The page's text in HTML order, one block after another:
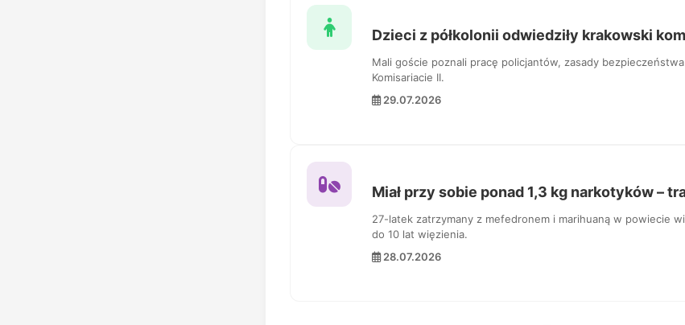
Dzieci z półkolonii odwiedziły krakowski
Mali goście poznali pracę policjantów, zasady
Komisariacie II.
29.07.2026
Miał przy sobie ponad 1,3 kg narkotyków –
27-latek zatrzymany z mefedronem i marihuaną w powiecie
do 10 lat więzienia.
28.07.2026